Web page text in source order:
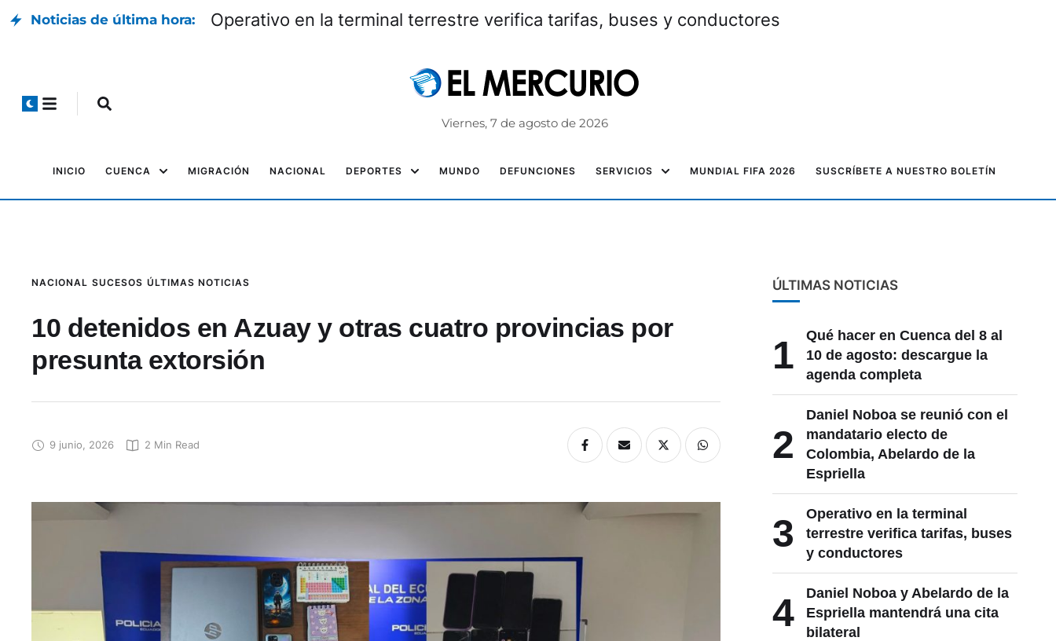
Noticias de última hora: Operativo en la terminal terrestre verifica tarifas, buses y conductores
Viernes, 7 de agosto de 2026
INICIO CUENCA MIGRACIÓN NACIONAL DEPORTES MUNDO DEFUNCIONES SERVICIOS MUNDIAL FIFA 2026 SUSCRÍBETE A NUESTRO BOLETÍN
NACIONAL SUCESOS ÚLTIMAS NOTICIAS
10 detenidos en Azuay y otras cuatro provincias por
presunta extorsión
9 junio, 2026 2 Min Read
ÚLTIMAS NOTICIAS
1
Qué hacer en Cuenca del 8 al
10 de agosto: descargue la
agenda completa
2
Daniel Noboa se reunió con el
mandatario electo de
Colombia, Abelardo de la
Espriella
3
Operativo en la terminal
terrestre verifica tarifas, buses
y conductores
4
Daniel Noboa y Abelardo de la
Espriella mantendrá una cita
bilateral